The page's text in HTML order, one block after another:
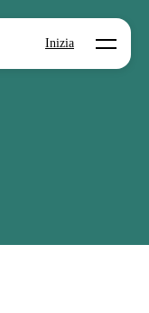
Inizia Open